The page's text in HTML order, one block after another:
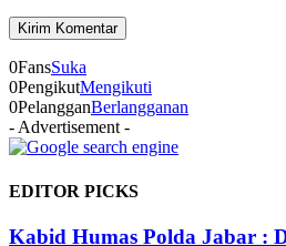
0FansSuka
0PengikutMengikuti
0PelangganBerlangganan
- Advertisement -
EDITOR PICKS
Kabid Humas Polda Jabar :